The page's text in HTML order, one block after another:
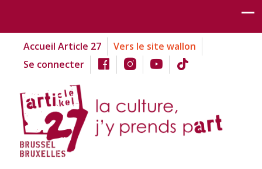
Accueil Article 27
Vers le site wallon
Se connecter